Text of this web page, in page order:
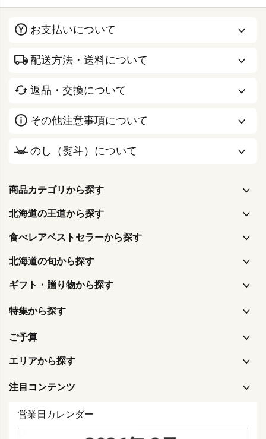
お支払いについて
配送方法・送料について
返品・交換について
その他注意事項について
のし（熨斗）について
商品カテゴリから探す
北海道の王道から探す
食べレアベストセラーから探す
北海道の旬から探す
ギフト・贈り物から探す
特集から探す
ご予算
エリアから探す
注目コンテンツ
営業日カレンダー